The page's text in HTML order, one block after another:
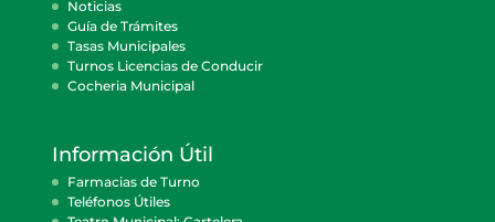
Noticias
Guía de Trámites
Tasas Municipales
Turnos Licencias de Conducir
Cocheria Municipal
Información Útil
Farmacias de Turno
Teléfonos Útiles